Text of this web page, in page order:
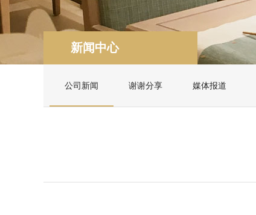
新闻中心
公司新闻 谢谢分享 媒体报道